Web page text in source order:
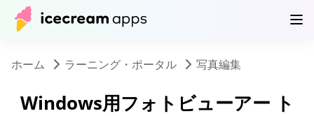
製品 ヘルプセンター
ホーム ラーニング・ポータル 写真編集
Windows用フォトビューアー ト